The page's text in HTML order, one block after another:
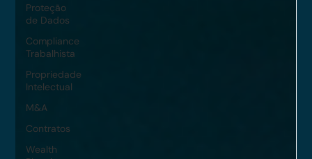
Proteção
de Dados
Compliance
Trabalhista
Propriedade
Intelectual
M&A
Contratos
Wealth